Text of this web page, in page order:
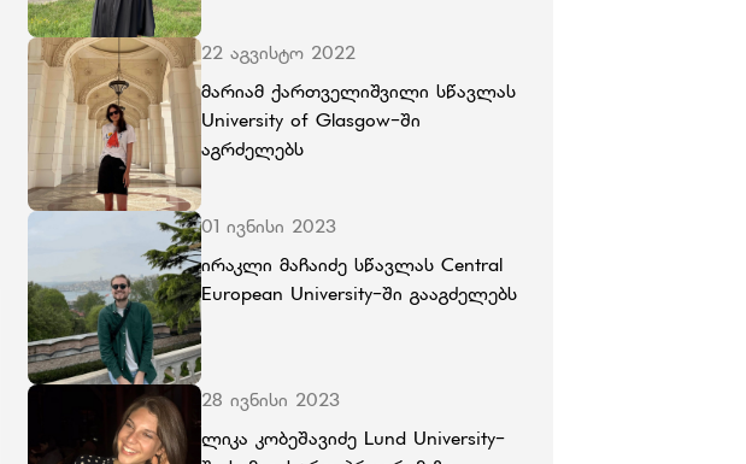
22 აგვისტო 2022
მარიამ ქართველიშვილი სწავლას
University of Glasgow-ში
აგრძელებს
01 ივნისი 2023
ირაკლი მაჩაიძე სწავლას Central
European University-ში გააგძელებს
28 ივნისი 2023
ლიკა კობეშავიძე Lund University-